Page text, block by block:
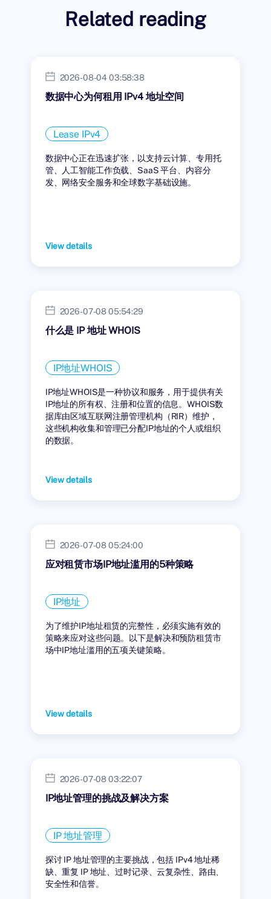
Related reading
2026-08-04 03:58:38
数据中心为何租用 IPv4 地址空间
Lease IPv4
数据中心正在迅速扩张，以支持云计算、专用托
管、人工智能工作负载、SaaS 平台、内容分
发、网络安全服务和全球数字基础设施。
View details
2026-07-08 05:54:29
什么是 IP 地址 WHOIS
IP地址WHOIS
IP地址WHOIS是一种协议和服务，用于提供有关
IP地址的所有权、注册和位置的信息。WHOIS数
据库由区域互联网注册管理机构（RIR）维护，
这些机构收集和管理已分配IP地址的个人或组织
的数据。
View details
2026-07-08 05:24:00
应对租赁市场IP地址滥用的5种策略
IP地址
为了维护IP地址租赁的完整性，必须实施有效的
策略来应对这些问题。以下是解决和预防租赁市
场中IP地址滥用的五项关键策略。
View details
2026-07-08 03:22:07
IP地址管理的挑战及解决方案
IP 地址管理
探讨 IP 地址管理的主要挑战，包括 IPv4 地址稀
缺、重复 IP 地址、过时记录、云复杂性、路由、
安全性和信誉。